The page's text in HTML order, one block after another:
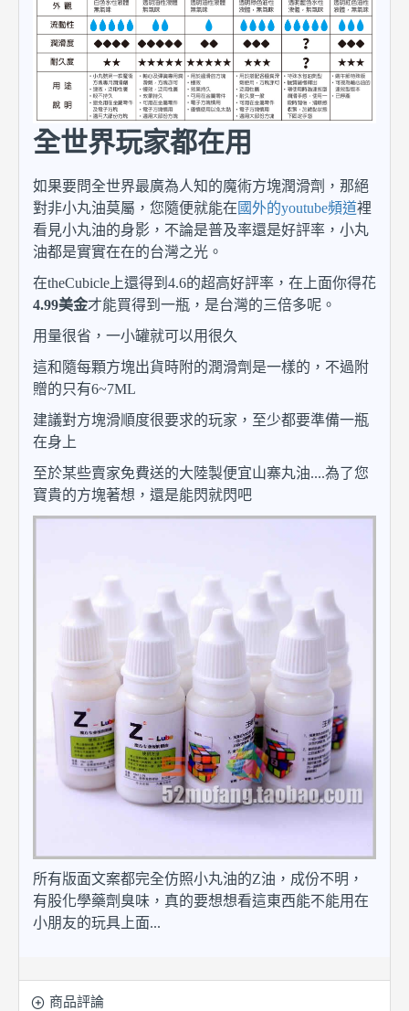
全世界玩家都在用
如果要問全世界最廣為人知的魔術方塊潤滑劑，那絕
對非小丸油莫屬，您隨便就能在 國外的youtube頻道裡
看見小丸油的身影，不論是普及率還是好評率，小丸
油都是實實在在的台灣之光。
在theCubicle上還得到4.6的超高好評率，在上面你得花
4.99美金才能買得到一瓶，是台灣的三倍多呢。
用量很省，一小罐就可以用很久
這和隨每顆方塊出貨時附的潤滑劑是一樣的，不過附
贈的只有6~7ML
建議對方塊滑順度很要求的玩家，至少都要準備一瓶
在身上
至於某些賣家免費送的大陸製便宜山寨丸油....為了您
寶貴的方塊著想，還是能閃就閃吧
所有版面文案都完全仿照小丸油的Z油，成份不明，
有股化學藥劑臭味，真的要想想看這東西能不能用在
小朋友的玩具上面...
商品評論